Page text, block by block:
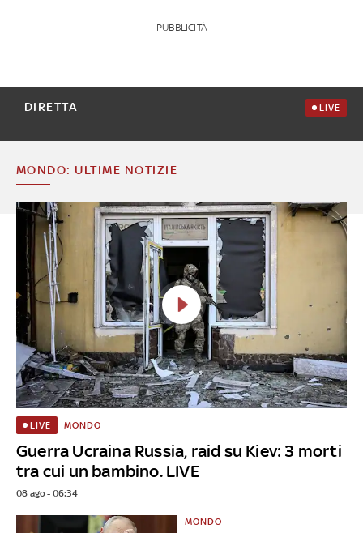
PUBBLICITÀ
DIRETTA LIVE
MONDO: ULTIME NOTIZIE
Guerra Ucraina Russia, raid su Kiev: 3 morti
tra cui un bambino. LIVE
LIVE MONDO
08 ago - 06:34
MONDO